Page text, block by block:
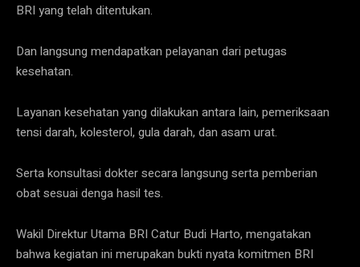
BRI yang telah ditentukan.
Dan langsung mendapatkan pelayanan dari petugas
kesehatan.
Layanan kesehatan yang dilakukan antara lain, pemeriksaan
tensi darah, kolesterol, gula darah, dan asam urat.
Serta konsultasi dokter secara langsung serta pemberian
obat sesuai denga hasil tes.
Wakil Direktur Utama BRI Catur Budi Harto, mengatakan
bahwa kegiatan ini merupakan bukti nyata komitmen BRI